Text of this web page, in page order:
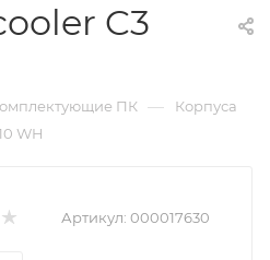
C3
ПК — Корпуса
WH
Артикул: 000017630